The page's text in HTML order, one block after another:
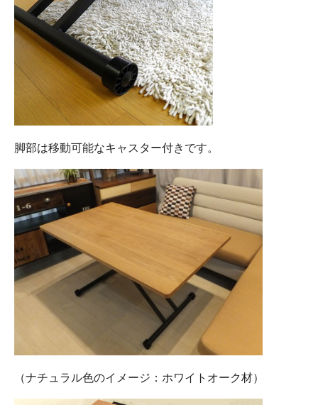
脚部は移動可能なキャスター付きです。
（ナチュラル色のイメージ：ホワイトオーク材）